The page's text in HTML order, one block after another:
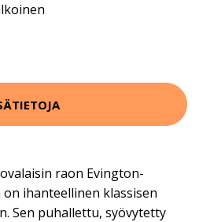
raon Evington-
ihanteellinen klassisen
Sen puhallettu, syövytetty